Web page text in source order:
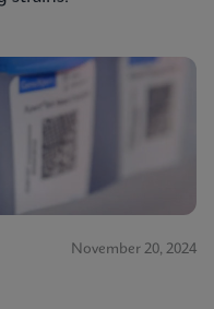
November 20, 2024